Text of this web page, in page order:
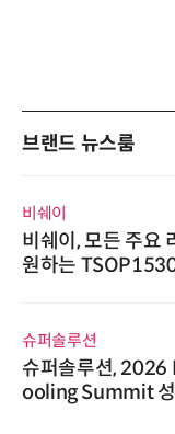
브랜드 뉴스룸
요 리모컨 코드 지
시리즈 IR 수
Next-Gen AI C
성황리 성료